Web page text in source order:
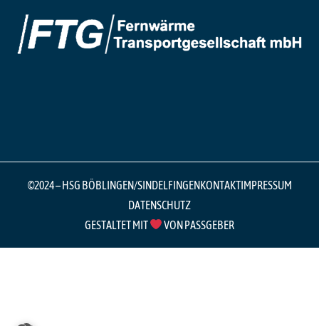
©2024 – HSG BÖBLINGEN/SINDELFINGENKONTAKTIMPRESSUM
DATENSCHUTZ
GESTALTET MIT
VON PASSGEBER